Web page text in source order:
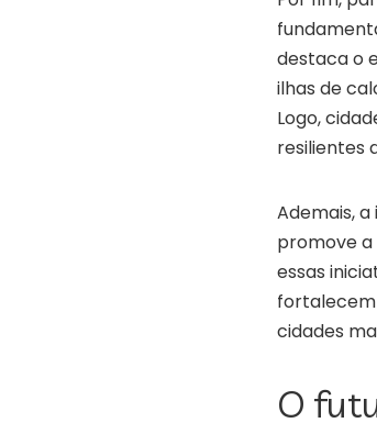
destaca o
ilhas de
Logo,
resilientes
Ademais,
promove a
essas
fortalecem
cidades
O